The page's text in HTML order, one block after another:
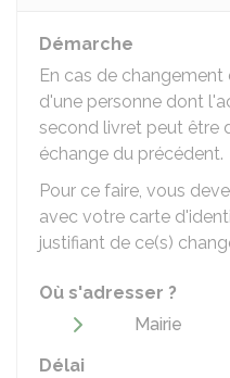
Démarche
En cas de
d'une personne dont
second livret peut être
échange du précédent.
Pour ce faire, vous
avec votre carte
justifiant de ce(s)
Où s'adresser ?
Mairie
Délai